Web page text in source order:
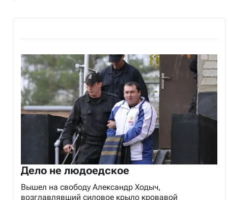
Дело не людоедское
Вышел на свободу Александр Ходыч,
возглавлявший силовое крыло кровавой